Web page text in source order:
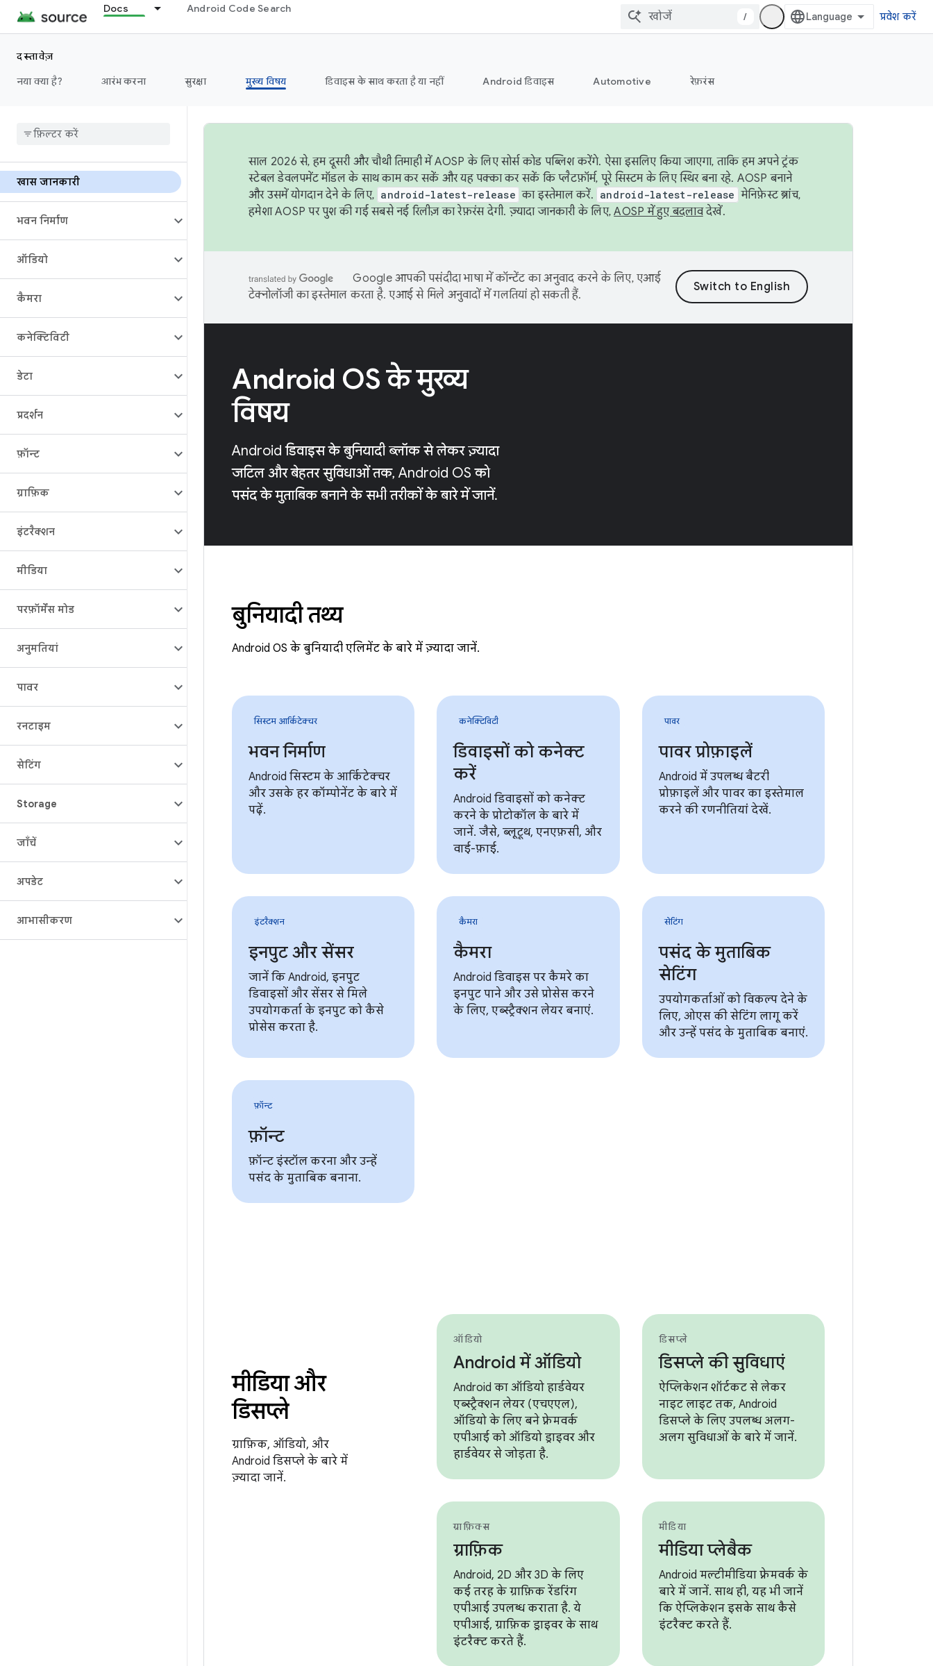
Docs Android Code Search
/ प्रवेश करें
दस्तावेज़
नया क्या है?
आरंभ करना सुरक्षा मुख्य विषय डिवाइस के साथ करता है या नहीं Android डिवाइस Automotive रेफ़रंस
खास जानकारी
भवन निर्माण
ऑडियो
कैमरा
कनेक्टिविटी
डेटा
प्रदर्शन
फ़ॉन्ट
ग्राफ़िक
इंटरैक्शन
मीडिया
परफ़ॉर्मेंस मोड
अनुमतियां
पावर
रनटाइम
सेटिंग
Storage
जाँचें
अपडेट
आभासीकरण
साल 2026 से, हम दूसरी और चौथी तिमाही में AOSP के लिए सोर्स कोड पब्लिश करेंगे. ऐसा इसलिए किया जाएगा, ताकि हम अपने ट्रंक
स्टेबल डेवलपमेंट मॉडल के साथ काम कर सकें और यह पक्का कर सकें कि प्लैटफ़ॉर्म, पूरे सिस्टम के लिए स्थिर बना रहे. AOSP बनाने
और उसमें योगदान देने के लिए, android-latest-release का इस्तेमाल करें. android-latest-release मेनिफ़ेस्ट ब्रांच,
हमेशा AOSP पर पुश की गई सबसे नई रिलीज़ का रेफ़रंस देगी. ज़्यादा जानकारी के लिए,AOSP में हुए बदलावदेखें.
Google आपकी पसंदीदा भाषा में कॉन्टेंट का अनुवाद करने के लिए, एआई
टेक्नोलॉजी का इस्तेमाल करता है. एआई से मिले अनुवादों में गलतियां हो सकती हैं.
Android OS के मुख्य
विषय
Android डिवाइस के बुनियादी ब्लॉक से लेकर ज़्यादा
जटिल और बेहतर सुविधाओं तक, Android OS को
पसंद के मुताबिक बनाने के सभी तरीकों के बारे में जानें.
बुनियादी तथ्य
Android OS के बुनियादी एलिमेंट के बारे में ज़्यादा जानें.
सिस्टम आर्किटेक्चर
भवन निर्माण
Android सिस्टम के आर्किटेक्चर
और उसके हर कॉम्पोनेंट के बारे में
पढ़ें.
कनेक्टिविटी
डिवाइसों को कनेक्ट
करें
Android डिवाइसों को कनेक्ट
करने के प्रोटोकॉल के बारे में
जानें. जैसे, ब्लूटूथ, एनएफ़सी, और
वाई-फ़ाई.
पावर
पावर प्रोफ़ाइलें
Android में उपलब्ध बैटरी
प्रोफ़ाइलें और पावर का इस्तेमाल
करने की रणनीतियां देखें.
इंटरैक्शन
इनपुट और सेंसर
जानें कि Android, इनपुट
डिवाइसों और सेंसर से मिले
उपयोगकर्ता के इनपुट को कैसे
प्रोसेस करता है.
कैमरा
कैमरा
Android डिवाइस पर कैमरे का
इनपुट पाने और उसे प्रोसेस करने
के लिए, एब्स्ट्रैक्शन लेयर बनाएं.
सेटिंग
पसंद के मुताबिक
सेटिंग
उपयोगकर्ताओं को विकल्प देने के
लिए, ओएस की सेटिंग लागू करें
और उन्हें पसंद के मुताबिक बनाएं.
फ़ॉन्ट
फ़ॉन्ट
फ़ॉन्ट इंस्टॉल करना और उन्हें
पसंद के मुताबिक बनाना.
मीडिया और
डिसप्ले
ग्राफ़िक, ऑडियो, और
Android डिसप्ले के बारे में
ज़्यादा जानें.
ऑडियो
Android में ऑडियो
Android का ऑडियो हार्डवेयर
एब्स्ट्रैक्शन लेयर (एचएएल),
ऑडियो के लिए बने फ़्रेमवर्क
एपीआई को ऑडियो ड्राइवर और
हार्डवेयर से जोड़ता है.
डिसप्ले
डिसप्ले की सुविधाएं
ऐप्लिकेशन शॉर्टकट से लेकर
नाइट लाइट तक, Android
डिसप्ले के लिए उपलब्ध अलग-
अलग सुविधाओं के बारे में जानें.
ग्राफ़िक्स
ग्राफ़िक
Android, 2D और 3D के लिए
कई तरह के ग्राफ़िक रेंडरिंग
एपीआई उपलब्ध कराता है. ये
एपीआई, ग्राफ़िक ड्राइवर के साथ
इंटरैक्ट करते हैं.
मीडिया
मीडिया प्लेबैक
Android मल्टीमीडिया फ़्रेमवर्क के
बारे में जानें. साथ ही, यह भी जानें
कि ऐप्लिकेशन इसके साथ कैसे
इंटरैक्ट करते हैं.